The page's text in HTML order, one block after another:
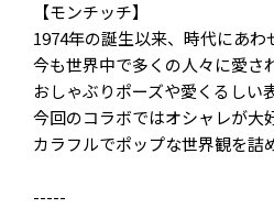
【モンチッチ】
1974年の誕生以来、時代にあわ
今も世界中で多くの人々に愛さ
おしゃぶりポーズや愛くるしい
今回のコラボではオシャレが大
カラフルでポップな世界観を
-----